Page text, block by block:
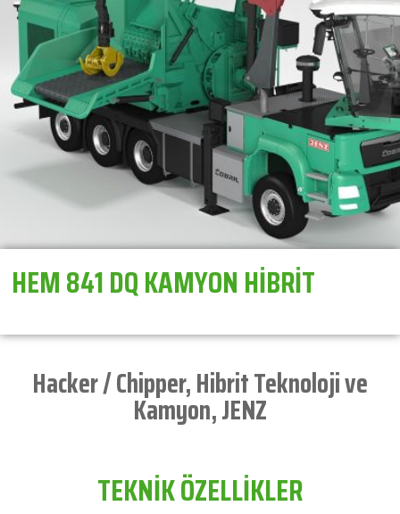
HEM 841 DQ KAMYON HİBRİT
Hacker / Chipper,Hibrit Teknoloji ve
Kamyon,JENZ
TEKNİK ÖZELLİKLER